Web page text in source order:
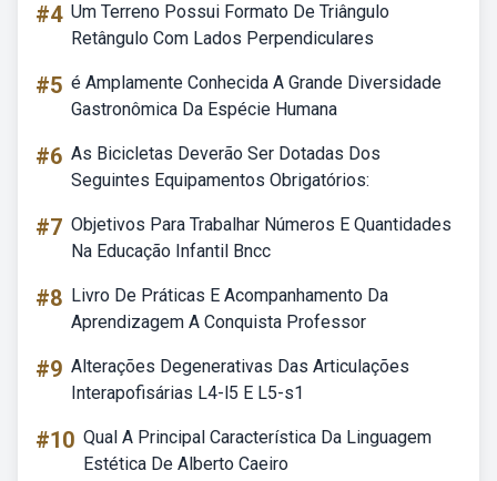
#4 Um Terreno Possui Formato De Triângulo
Retângulo Com Lados Perpendiculares
#5 é Amplamente Conhecida A Grande Diversidade
Gastronômica Da Espécie Humana
#6 As Bicicletas Deverão Ser Dotadas Dos
Seguintes Equipamentos Obrigatórios:
#7 Objetivos Para Trabalhar Números E Quantidades
Na Educação Infantil Bncc
#8 Livro De Práticas E Acompanhamento Da
Aprendizagem A Conquista Professor
#9 Alterações Degenerativas Das Articulações
Interapofisárias L4-l5 E L5-s1
#10 Qual A Principal Característica Da Linguagem
Estética De Alberto Caeiro